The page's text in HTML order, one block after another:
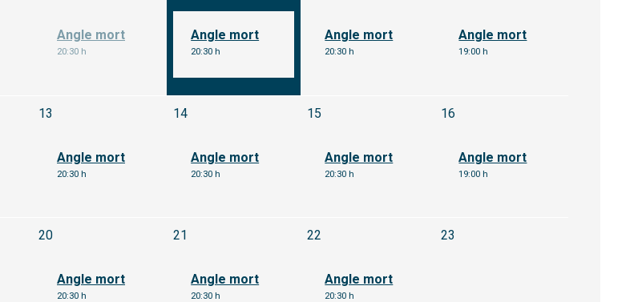
Angle mort
20:30 h
Angle mort
20:30 h
Angle mort
20:30 h
Angle mort
19:00 h
13
Angle mort
20:30 h
14Divendres 14 d'agost
Angle mort
20:30 h
15Dissabte 15 d'agost
Angle mort
20:30 h
16Diumenge 16 d'agost
Angle mort
19:00 h
20Dijous 20 d'agost
Angle mort
20:30 h
21
Angle mort
20:30 h
22Dissabte 22 d'agost
Angle mort
20:30 h
23